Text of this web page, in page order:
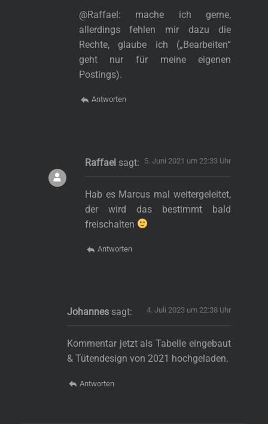
@Raffael: mache ich gerne,
allerdings fehlen mir dazu die
Rechte, glaube ich („Bearbeiten“
geht nur für meine eigenen
Postings).
Antworten
Raffael sagt: 5. Juni 2021 um 22:33 Uhr
Hab es Marcus mal weitergeleitet,
der wird das bestimmt bald
freischalten
Antworten
Johannes sagt: 4. Juli 2023 um 22:38 Uhr
Kommentar jetzt als Tabelle eingebaut
& Tütendesign von 2021 hochgeladen.
Antworten